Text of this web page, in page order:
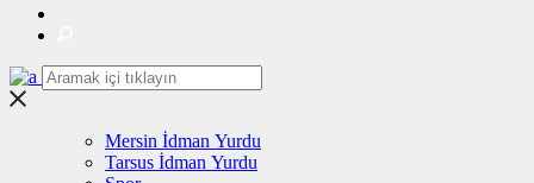
Mersin İdman Yurdu
Tarsus İdman Yurdu